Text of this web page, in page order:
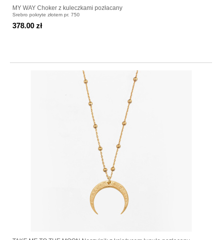
MY WAY Choker z kuleczkami pozłacany
Srebro pokryte złotem pr. 750
378.00 zł